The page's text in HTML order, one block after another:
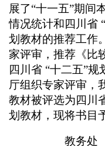
展了“十一五”期间
情况统计和四川省
划教材的推荐工作
家评审，推荐《比
四川省 “十二五”
厅组织专家评审，
教材被评选为四川
划教材，现将书目
教务处